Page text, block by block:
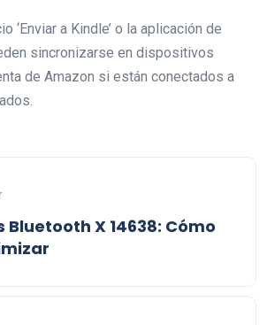
‘Enviar a Kindle’ o la aplicación de
sincronizarse en dispositivos
de Amazon si están conectados a
X 14638: Cómo